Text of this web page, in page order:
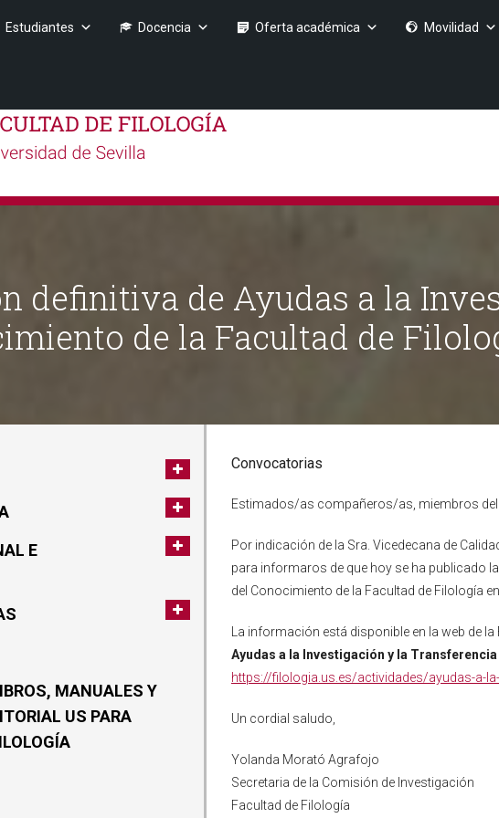
Estudiantes Docencia Oferta académica Movilidad
definitiva de Ayudas a la
de la Facultad de
E
MANUALES Y
US PARA
Convocatorias
Estimados/as compañeros/as, miembros del
Por indicación de la Sra. Vicedecana de
para informaros de que hoy se ha publicado
del Conocimiento de la Facultad de Filología
La información está disponible en la web de
Ayudas a la Investigación y la
https://filologia.us.es/actividades/ayudas-a-
Un cordial saludo,
Yolanda Morató Agrafojo
Secretaria de la Comisión de Investigación
Facultad de Filología